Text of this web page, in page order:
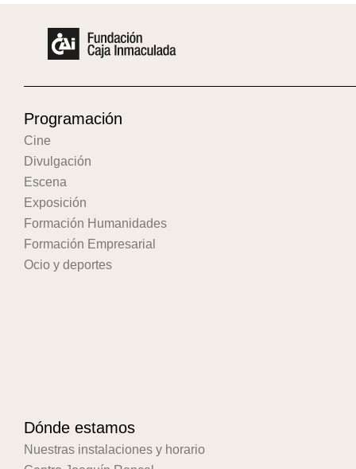
Programación
Cine
Divulgación
Escena
Exposición
Formación Humanidades
Formación Empresarial
Ocio y deportes
Dónde estamos
Nuestras instalaciones y horario